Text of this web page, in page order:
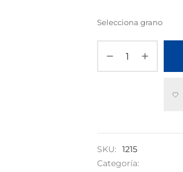
Selecciona grano
SKU:
1215
Categoría: